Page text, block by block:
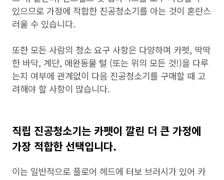
있으므로 가정에 적합한 진공청소기를 아는 것이 혼란스
러울 수 있습니다.
또한 모든 사람의 청소 요구 사항은 다양하며 카펫, 딱딱
한 바닥, 계단, 애완동물 털 (또는 위의 모든 것!)을 다루
는지 여부에 관계없이 다음 진공청소기를 구매할 때 고
려해야 할 사항이 많습니다.
직립 진공청소기는 카펫이 깔린 더 큰 가정에
가장 적합한 선택입니다.
이는 일반적으로 플로어 헤드에 터보 브러시가 있어 카